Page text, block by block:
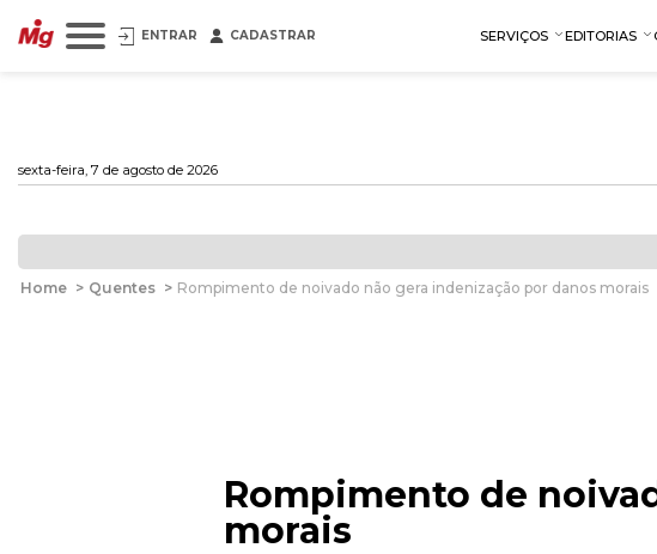
ENTRAR CADASTRAR SERVIÇOS EDITORIAS
sexta-feira, 7 de agosto de 2026
Home > Quentes > Rompimento de noivado não gera indenização por danos morais
Rompimento de
morais